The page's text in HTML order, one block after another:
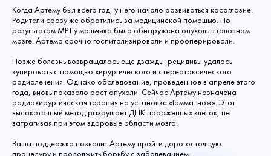
Когда Артему был всего год, у него начало развиваться косоглазие.
Родители сразу же обратились за медицинской помощью. По
результатам МРТ у мальчика была обнаружена опухоль в головном
мозге. Артема срочно госпитализировали и прооперировали.
Позже болезнь возвращалась еще дважды: рецидивы удалось
купировать с помощью хирургического и стереотаксического
радиолечения. Однако обследование, проведенное в апреле этого
года, вновь показало рост опухоли. Сейчас Артему назначена
радиохирургическая терапия на установке «Гамма-нож». Этот
высокоточный метод разрушает ДНК пораженных клеток, не
затрагивая при этом здоровые области мозга.
Ваша поддержка позволит Артему пройти дорогостоящую
процедуру и продолжить борьбу с заболеванием.